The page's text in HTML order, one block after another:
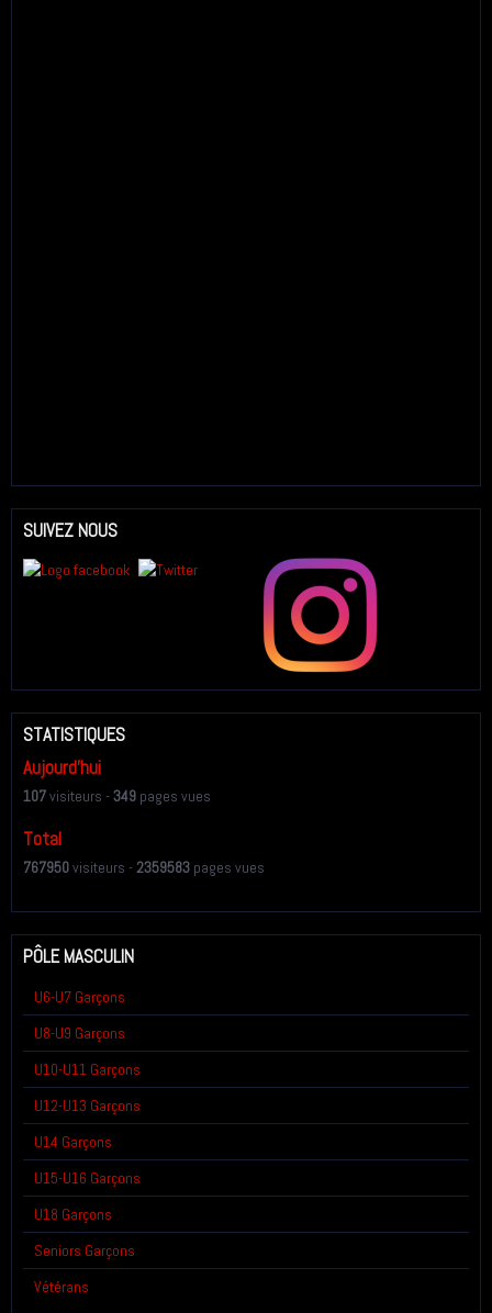
SUIVEZ NOUS
STATISTIQUES
Aujourd'hui
107visiteurs -349 pages vues
Total
767950visiteurs - 2359583 pages vues
PÔLE MASCULIN
U6-U7 Garçons
U8-U9 Garçons
U10-U11 Garçons
U12-U13 Garçons
U14 Garçons
U15-U16 Garçons
U18 Garçons
Seniors Garçons
Vétérans